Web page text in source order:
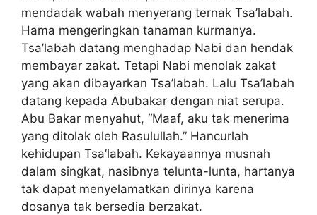
mendadak wabah menyerang ternak Tsa’labah.
Hama mengeringkan tanaman kurmanya.
Tsa’labah datang menghadap Nabi dan hendak
membayar zakat. Tetapi Nabi menolak zakat
yang akan dibayarkan Tsa’labah. Lalu Tsa’labah
datang kepada Abubakar dengan niat serupa.
Abu Bakar menyahut, “Maaf, aku tak menerima
yang ditolak oleh Rasulullah.” Hancurlah
kehidupan Tsa’labah. Kekayaannya musnah
dalam singkat, nasibnya telunta-lunta, hartanya
tak dapat menyelamatkan dirinya karena
dosanya tak bersedia berzakat.